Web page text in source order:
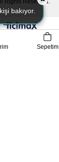
Rights Reserved.
Sepetim
kişi bakıyor.